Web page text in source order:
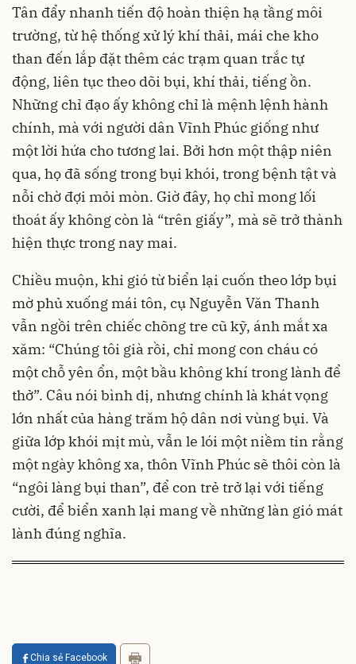
Tân đẩy nhanh tiến độ hoàn thiện hạ tầng môi
trường, từ hệ thống xử lý khí thải, mái che kho
than đến lắp đặt thêm các trạm quan trắc tự
động, liên tục theo dõi bụi, khí thải, tiếng ồn.
Những chỉ đạo ấy không chỉ là mệnh lệnh hành
chính, mà với người dân Vĩnh Phúc giống như
một lời hứa cho tương lai. Bởi hơn một thập niên
qua, họ đã sống trong bụi khói, trong bệnh tật và
nỗi chờ đợi mỏi mòn. Giờ đây, họ chỉ mong lối
thoát ấy không còn là “trên giấy”, mà sẽ trở thành
hiện thực trong nay mai.
Chiều muộn, khi gió từ biển lại cuốn theo lớp bụi
mờ phủ xuống mái tôn, cụ Nguyễn Văn Thanh
vẫn ngồi trên chiếc chõng tre cũ kỹ, ánh mắt xa
xăm: “Chúng tôi già rồi, chỉ mong con cháu có
một chỗ yên ổn, một bầu không khí trong lành để
thở”. Câu nói bình dị, nhưng chính là khát vọng
lớn nhất của hàng trăm hộ dân nơi vùng bụi. Và
giữa lớp khói mịt mù, vẫn le lói một niềm tin rằng
một ngày không xa, thôn Vĩnh Phúc sẽ thôi còn là
“ngôi làng bụi than”, để con trẻ trở lại với tiếng
cười, để biển xanh lại mang về những làn gió mát
lành đúng nghĩa.
Chia sẻ Facebook